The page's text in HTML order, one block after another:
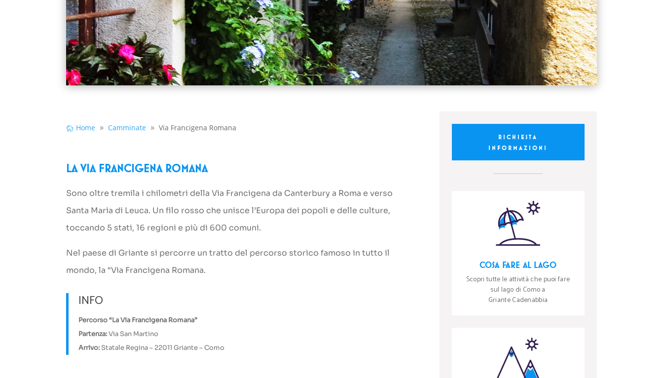
Home Camminate Via Francigena Romana
La Via Francigena Romana
Sono oltre tremila i chilometri della Via Francigena da Canterbury a Roma e verso
Santa Maria di Leuca. Un filo rosso che unisce l’Europa dei popoli e delle culture,
toccando 5 stati, 16 regioni e più di 600 comuni.
Nel paese di Griante si percorre un tratto del percorso storico famoso in tutto il
mondo, la “Via Francigena Romana.
INFO
Percorso “La Via Francigena Romana”
Partenza:Via San Martino
Arrivo:Statale Regina – 22011 Griante – Como
RICHIESTA
INFORMAZIONI
COSA FARE AL LAGO
Scopri tutte le attività che puoi fare
sul lago di Como a
Griante Cadenabbia